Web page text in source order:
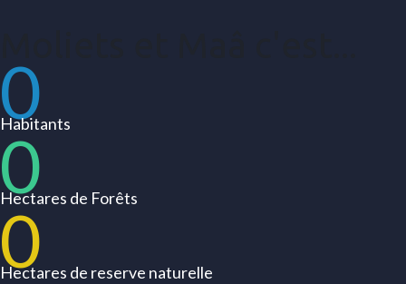
0
Habitants
0
Hectares de Forêts
0
Hectares de reserve naturelle